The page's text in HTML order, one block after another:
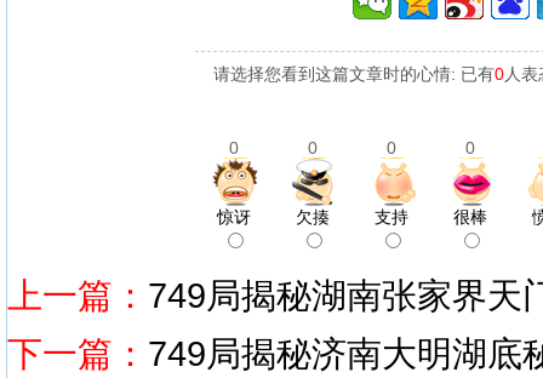
请选择您看到这篇文章时的心情: 已有0人
0 0 0 0
惊讶 欠揍 支持 很棒
上一篇： 749局揭秘湖南张家界天
下一篇： 749局揭秘济南大明湖底